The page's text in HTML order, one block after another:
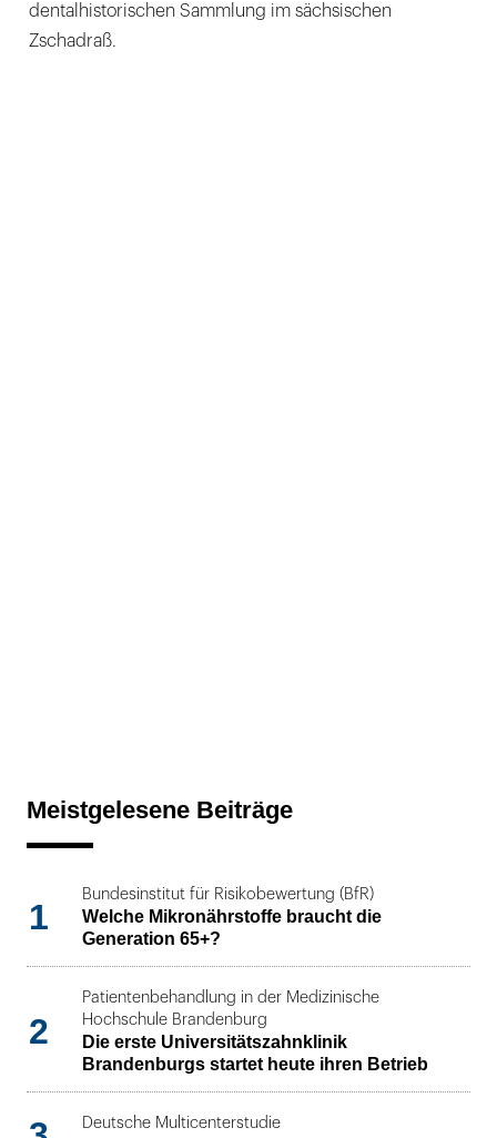
dentalhistorischen Sammlung im sächsischen
Zschadraß.
Meistgelesene Beiträge
1
Bundesinstitut für Risikobewertung (BfR)
Welche Mikronährstoffe braucht die
Generation 65+?
2
Patientenbehandlung in der Medizinische
Hochschule Brandenburg
Die erste Universitätszahnklinik
Brandenburgs startet heute ihren Betrieb
Deutsche Multicenterstudie